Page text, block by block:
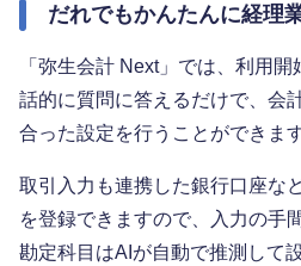
だれでもかんたんに経理
「弥生会計 Next」では、利用
話的に質問に答えるだけで、会
合った設定を行うことができま
取引入力も連携した銀行口座な
を登録できますので、入力の手
勘定科目はAIが自動で推測して